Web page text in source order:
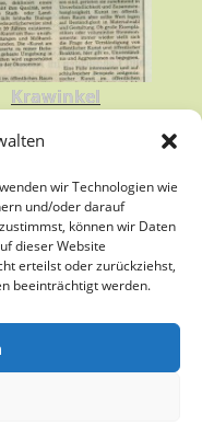
wir Technologien wie
und/oder darauf
können wir Daten
dieser Website
erteilst oder zurückziehst,
beeinträchtigt werden.
Krawinkel